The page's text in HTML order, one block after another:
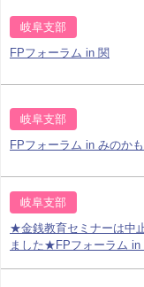
岐阜支部
FPフォーラム in 関
岐阜支部
FPフォーラム in みのかも
岐阜支部
★金銭教育セミナーは中
ました★FPフォーラム in